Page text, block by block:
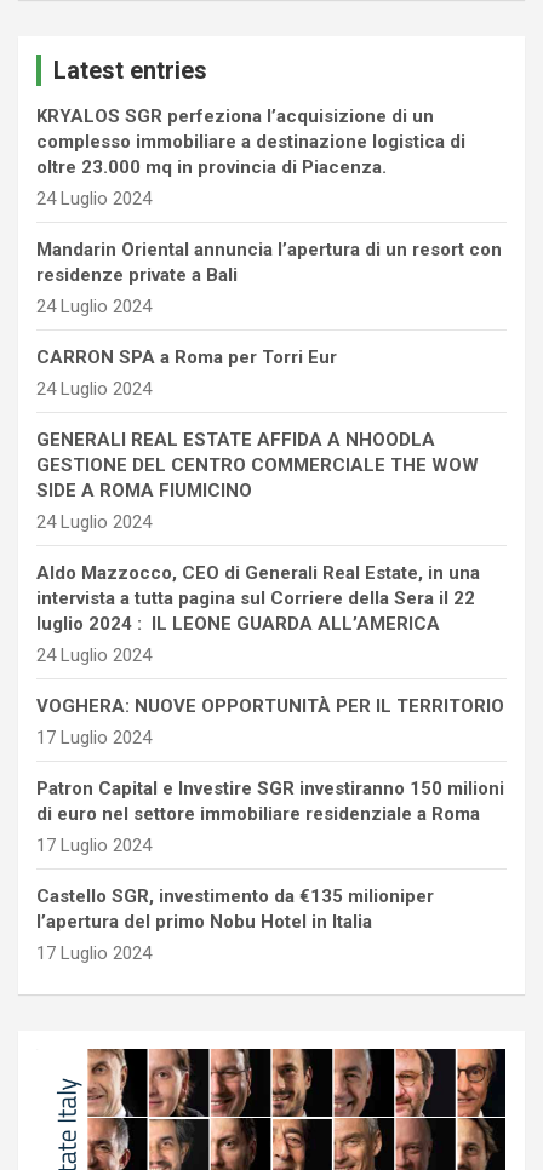
Latest entries
KRYALOS SGR perfeziona l’acquisizione di un
complesso immobiliare a destinazione logistica di
oltre 23.000 mq in provincia di Piacenza.
24 Luglio 2024
Mandarin Oriental annuncia l’apertura di un resort con
residenze private a Bali
24 Luglio 2024
CARRON SPA a Roma per Torri Eur
24 Luglio 2024
GENERALI REAL ESTATE AFFIDA A NHOODLA
GESTIONE DEL CENTRO COMMERCIALE THE WOW
SIDE A ROMA FIUMICINO
24 Luglio 2024
Aldo Mazzocco, CEO di Generali Real Estate, in una
intervista a tutta pagina sul Corriere della Sera il 22
luglio 2024 : IL LEONE GUARDA ALL’AMERICA
24 Luglio 2024
VOGHERA: NUOVE OPPORTUNITÀ PER IL TERRITORIO
17 Luglio 2024
Patron Capital e Investire SGR investiranno 150 milioni
di euro nel settore immobiliare residenziale a Roma
17 Luglio 2024
Castello SGR, investimento da €135 milioniper
l’apertura del primo Nobu Hotel in Italia
17 Luglio 2024